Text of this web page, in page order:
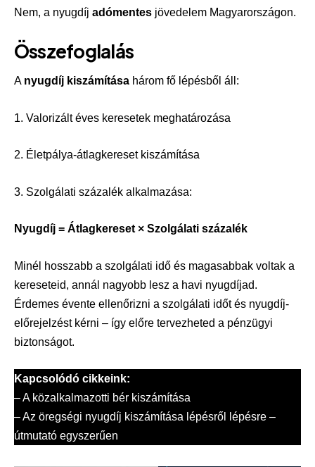
Nem, a nyugdíj adómentes jövedelem Magyarországon.
Összefoglalás
A nyugdíj kiszámítása három fő lépésből áll:
1. Valorizált éves keresetek meghatározása
2. Életpálya-átlagkereset kiszámítása
3. Szolgálati százalék alkalmazása:
Nyugdíj = Átlagkereset × Szolgálati százalék
Minél hosszabb a szolgálati idő és magasabbak voltak a
kereseteid, annál nagyobb lesz a havi nyugdíjad.
Érdemes évente ellenőrizni a szolgálati időt és nyugdíj-
előrejelzést kérni – így előre tervezheted a pénzügyi
biztonságot.
Kapcsolódó cikkeink:
–A közalkalmazotti bér kiszámítása
–Az öregségi nyugdíj kiszámítása lépésről lépésre –
útmutató egyszerűen